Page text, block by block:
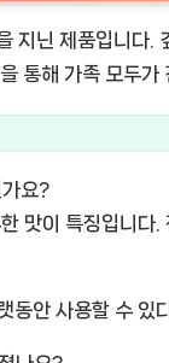
지닌 제품입니다.
통해 가족 모두
요?
맛이 특징입니다.
동안 사용할 수 있